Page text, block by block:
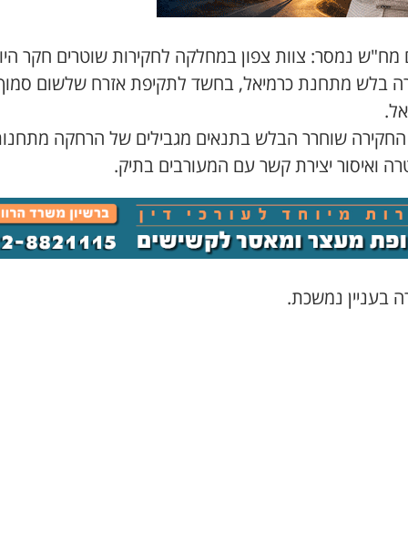
נמסר: צוות צפון במחלקה לחקירות שוטרים חקר
בלש מתחנת כרמיאל, בחשד לתקיפת אזרח שלשום
שוחרר הבלש בתנאים מגבילים של הרחקה
ואיסור יצירת קשר עם המעורבים בתיק.
בעניין נמשכת.